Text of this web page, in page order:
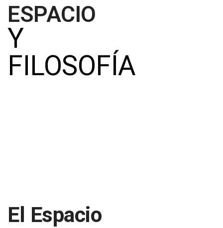
ESPACIO
Y
FILOSOFÍA
El Espacio